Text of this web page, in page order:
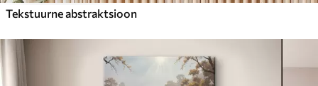
Tekstuurne abstraktsioon